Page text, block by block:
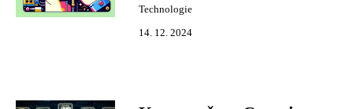
Technologie
14. 12. 2024